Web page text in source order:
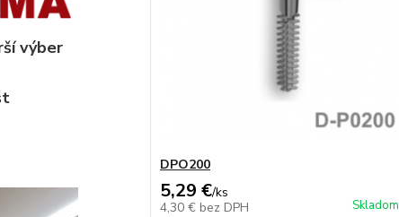
výber
DPO200
5,29 €/ks
4,30 € bez DPH Skladom